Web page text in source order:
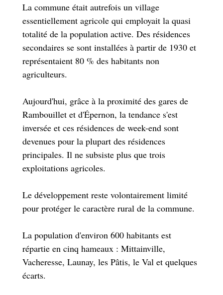
La commune était autrefois un village
essentiellement agricole qui employait la quasi
totalité de la population active. Des résidences
secondaires se sont installées à partir de 1930 et
représentaient 80 % des habitants non
agriculteurs.
Aujourd'hui, grâce à la proximité des gares de
Rambouillet et d'Épernon, la tendance s'est
inversée et ces résidences de week-end sont
devenues pour la plupart des résidences
principales. Il ne subsiste plus que trois
exploitations agricoles.
Le développement reste volontairement limité
pour protéger le caractère rural de la commune.
La population d'environ 600 habitants est
répartie en cinq hameaux : Mittainville,
Vacheresse, Launay, les Pâtis, le Val et quelques
écarts.